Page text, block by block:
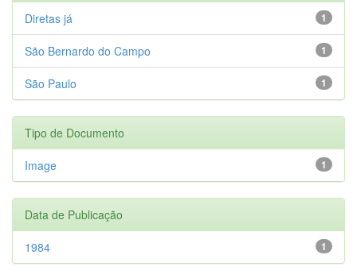
1
Diretas já
1
São Bernardo do Campo
1
São Paulo
Tipo de Documento
1
Image
Data de Publicação
1
1984